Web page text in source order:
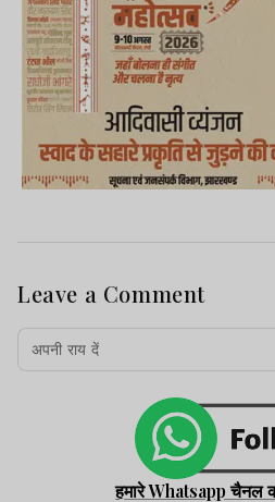
Leave a Comment
हमारे Whatsapp